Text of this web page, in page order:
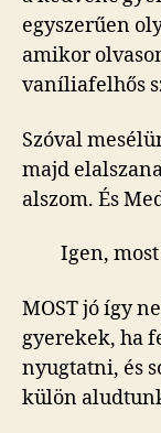
egyszerűen
amikor
vaníliafelhős
Szóval
majd
alszom. És
Igen,
MOST jó így
gyerekek, ha
nyugtatni, és
külön